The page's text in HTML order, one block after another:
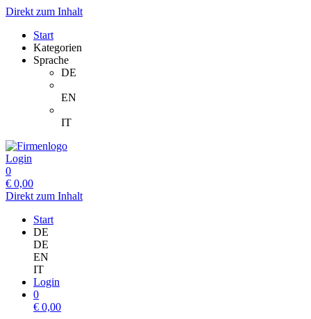
Direkt zum Inhalt
Start
Kategorien
Sprache
DE
EN
IT
Login
0
€ 0,00
Direkt zum Inhalt
Start
DE
DE
EN
IT
Login
0
€ 0,00